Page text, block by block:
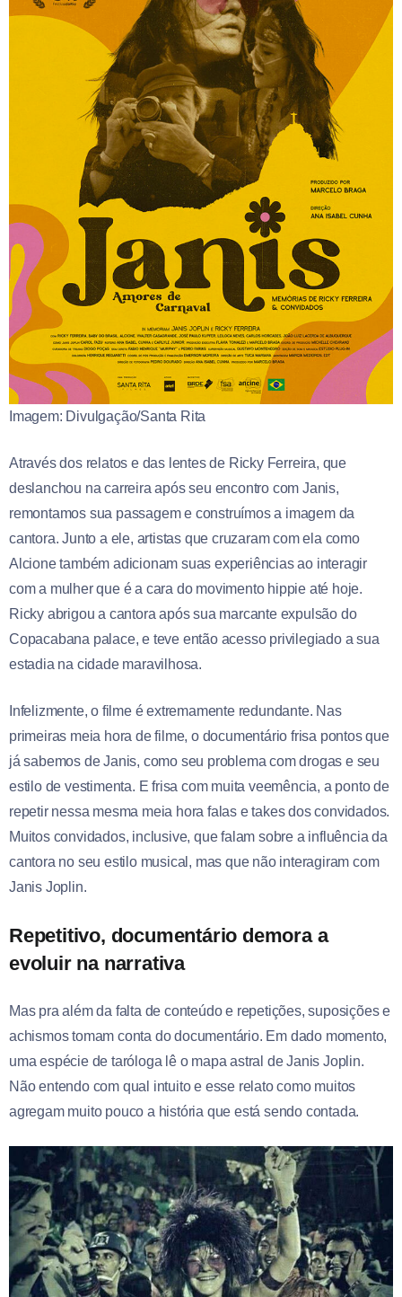
Imagem: Divulgação/Santa Rita
Através dos relatos e das lentes de Ricky Ferreira, que
deslanchou na carreira após seu encontro com Janis,
remontamos sua passagem e construímos a imagem da
cantora. Junto a ele, artistas que cruzaram com ela como
Alcione também adicionam suas experiências ao interagir
com a mulher que é a cara do movimento hippie até hoje.
Ricky abrigou a cantora após sua marcante expulsão do
Copacabana palace, e teve então acesso privilegiado a sua
estadia na cidade maravilhosa.
Infelizmente, o filme é extremamente redundante. Nas
primeiras meia hora de filme, o documentário frisa pontos que
já sabemos de Janis, como seu problema com drogas e seu
estilo de vestimenta. E frisa com muita veemência, a ponto de
repetir nessa mesma meia hora falas e takes dos convidados.
Muitos convidados, inclusive, que falam sobre a influência da
cantora no seu estilo musical, mas que não interagiram com
Janis Joplin.
Repetitivo, documentário demora a
evoluir na narrativa
Mas pra além da falta de conteúdo e repetições, suposições e
achismos tomam conta do documentário. Em dado momento,
uma espécie de taróloga lê o mapa astral de Janis Joplin.
Não entendo com qual intuito e esse relato como muitos
agregam muito pouco a história que está sendo contada.